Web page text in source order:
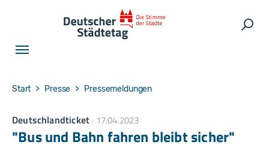
You are here:
Start Presse Pressemeldungen
Deutschlandticket 17.04.2023
"Bus und Bahn fahren bleibt sicher"